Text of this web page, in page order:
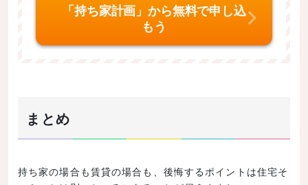
「持ち家計画」から無料で申し込
もう
まとめ
持ち家の場合も賃貸の場合も、後悔するポイントは住宅そ